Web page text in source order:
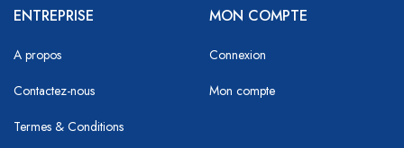
ENTREPRISE
A propos
Contactez-nous
Termes & Conditions
MON COMPTE
Connexion
Mon compte